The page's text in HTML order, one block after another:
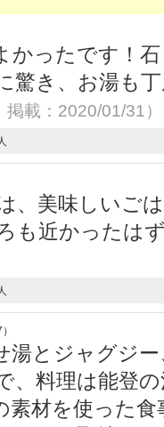
かったです！
驚き、お湯も
載：2020/01/31）
人
、美味しいご
も近かったは
人
湯とジャグジ
、料理は能登
素材を使った